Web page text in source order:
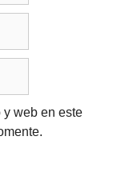
y web en este